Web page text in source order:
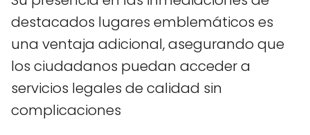
destacados lugares emblemáticos es
una ventaja adicional, asegurando que
los ciudadanos puedan acceder a
servicios legales de calidad sin
complicaciones